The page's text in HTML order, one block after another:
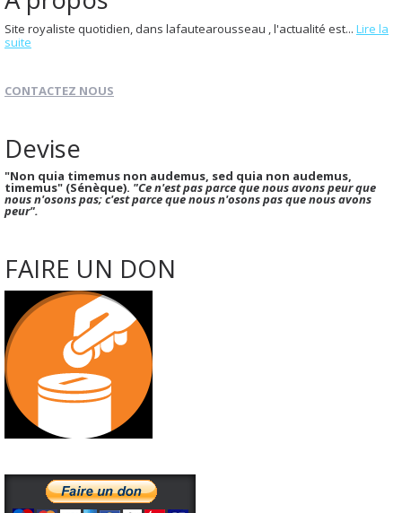
Site royaliste quotidien, dans lafautearousseau , l'actualité est... Lire la
suite
CONTACTEZ NOUS
Devise
"Non quia timemus non audemus, sed quia non audemus,
timemus" (Sénèque). "Ce n'est pas parce que nous avons peur que
nous n'osons pas; c'est parce que nous n'osons pas que nous avons
peur".
FAIRE UN DON